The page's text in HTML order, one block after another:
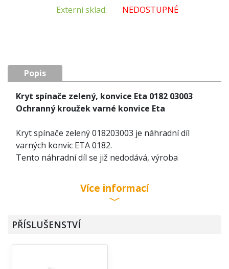
Externí sklad:
NEDOSTUPNÉ
Popis
Kryt spínače zelený, konvice Eta 0182 03003
Ochranný kroužek varné konvice Eta
Kryt spínače zelený 018203003 je náhradní díl
varných konvic ETA 0182.
Tento náhradní díl se již nedodává, výroba
ukončena.
Více informací
PŘÍSLUŠENSTVÍ